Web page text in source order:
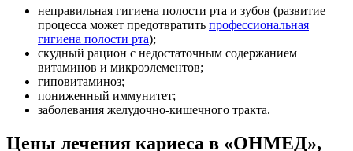
неправильная гигиена полости рта и зубов (развитие
процесса может предотвратить профессиональная
гигиена полости рта);
скудный рацион с недостаточным содержанием
витаминов и микроэлементов;
гиповитаминоз;
пониженный иммунитет;
заболевания желудочно-кишечного тракта.
Цены лечения кариеса в «ОНМЕД»,